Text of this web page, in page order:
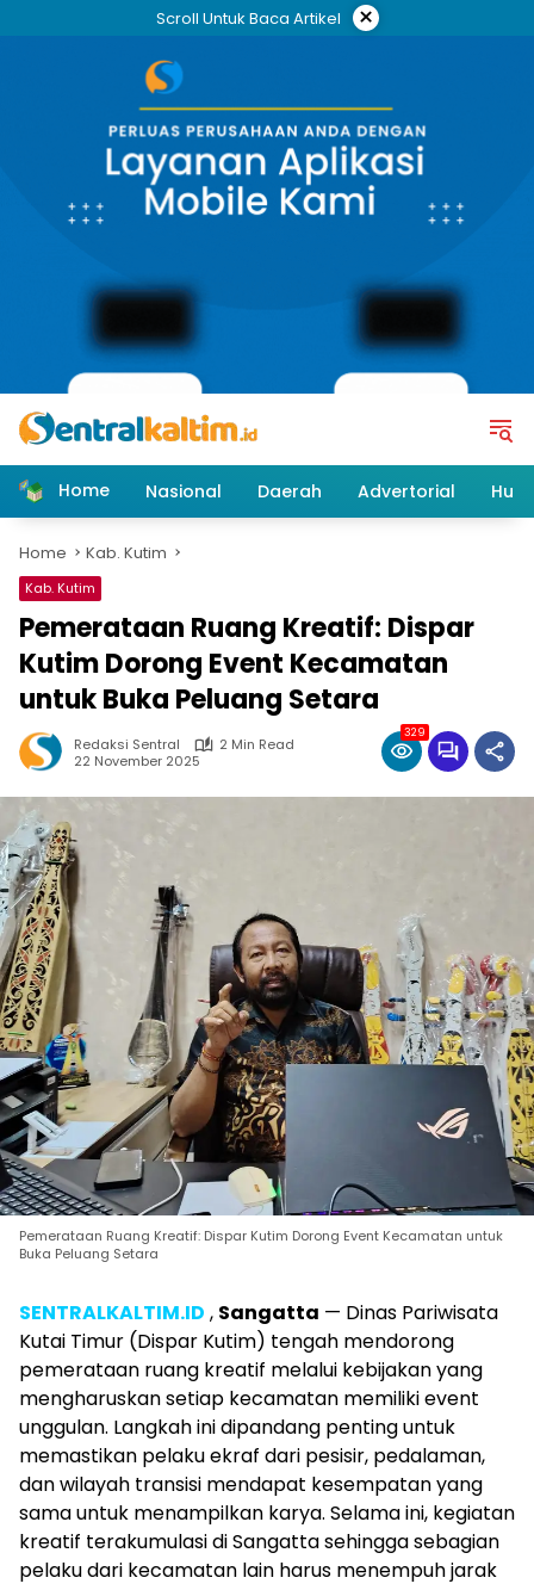
Scroll Untuk Baca Artikel ×
Home Nasional Daerah Advertorial
Home Kab. Kutim
Kab. Kutim
Pemerataan Ruang Kreatif: Dispar
Kutim Dorong Event Kecamatan
untuk Buka Peluang Setara
Redaksi Sentral
2 Min Read
22 November 2025
329
Pemerataan Ruang Kreatif: Dispar Kutim Dorong Event Kecamatan untuk
Buka Peluang Setara
SENTRALKALTIM.ID , Sangatta — Dinas Pariwisata
Kutai Timur (Dispar Kutim) tengah mendorong
pemerataan ruang kreatif melalui kebijakan yang
mengharuskan setiap kecamatan memiliki event
unggulan. Langkah ini dipandang penting untuk
memastikan pelaku ekraf dari pesisir, pedalaman,
dan wilayah transisi mendapat kesempatan yang
sama untuk menampilkan karya. Selama ini, kegiatan
kreatif terakumulasi di Sangatta sehingga sebagian
pelaku dari kecamatan lain harus menempuh jarak